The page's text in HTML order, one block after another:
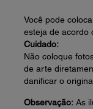
Você pode
esteja de acordo
Cuidado:
Não coloque
de arte
danificar o
Observação: As